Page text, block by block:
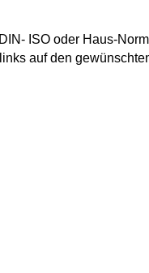
ISO oder Haus-
auf den